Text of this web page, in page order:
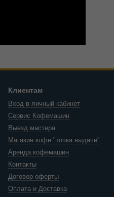
Клиентам
Вход в личный кабинет
Сервис Кофемашин
Выезд мастера
Магазин кофе "точка выдачи"
Аренда кофемашин
Контакты
Договор оферты
Оплата и Доставка